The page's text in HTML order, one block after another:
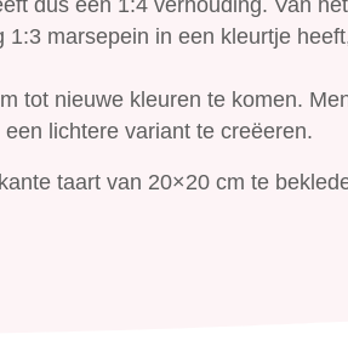
dus een 1:4 verhouding. Van
marsepein in een kleurtje
tot nieuwe kleuren te komen.
lichtere variant te creëeren.
taart van 20×20 cm te